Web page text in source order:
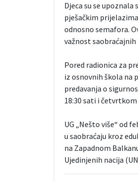
Djeca su se
pješačkim
odnosno semafora.
važnost
Pored radionica za
iz osnovnih škola na
predavanja o
18:30 sati i četvrtkom
UG „Nešto više“ od
u saobraćaju kroz
na Zapadnom
Ujedinjenih nacija